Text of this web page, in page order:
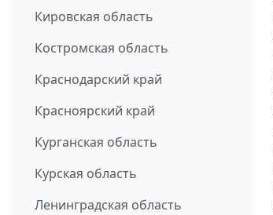
Кировская область
Костромская область
Краснодарский край
Красноярский край
Курганская область
Курская область
Ленинградская область